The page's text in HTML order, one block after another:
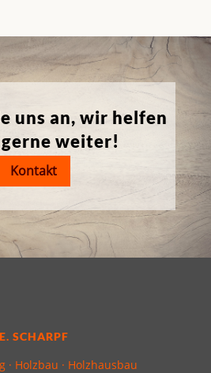
uns an, wir helfen
weiter!
Kontakt
E. SCHARPF
· Holzbau · Holzhausbau